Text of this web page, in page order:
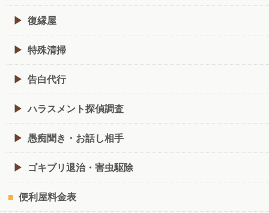
復縁屋
特殊清掃
告白代行
ハラスメント探偵調査
愚痴聞き・お話し相手
ゴキブリ退治・害虫駆除
便利屋料金表